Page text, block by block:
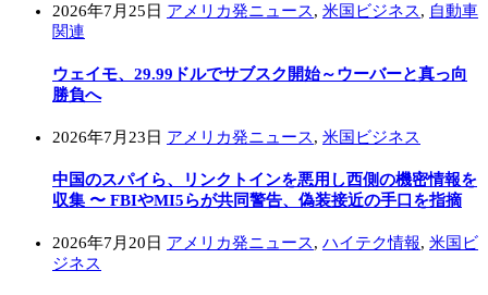
2026年7月25日 アメリカ発ニュース, 米国ビジネス, 自動車
関連
ウェイモ、29.99ドルでサブスク開始～ウーバーと真っ向
勝負へ
2026年7月23日 アメリカ発ニュース, 米国ビジネス
中国のスパイら、リンクトインを悪用し西側の機密情報を
収集 〜 FBIやMI5らが共同警告、偽装接近の手口を指摘
2026年7月20日 アメリカ発ニュース, ハイテク情報, 米国ビ
ジネス